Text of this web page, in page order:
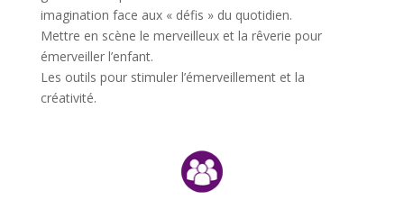
imagination face aux « défis » du quotidien.
Mettre en scène le merveilleux et la rêverie pour
émerveiller l’enfant.
Les outils pour stimuler l’émerveillement et la
créativité.